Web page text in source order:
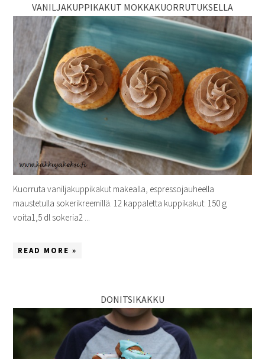
VANILJAKUPPIKAKUT MOKKAKUORRUTUKSELLA
Kuorruta vaniljakuppikakut makealla, espressojauheella
maustetulla sokerikreemillä. 12 kappaletta kuppikakut: 150 g
voita1,5 dl sokeria2 ...
READ MORE »
DONITSIKAKKU